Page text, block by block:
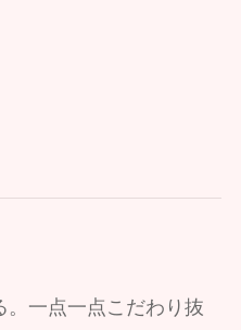
一点一点こだわり抜